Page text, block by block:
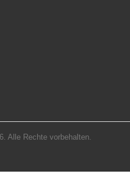
Alle Rechte vorbehalten.